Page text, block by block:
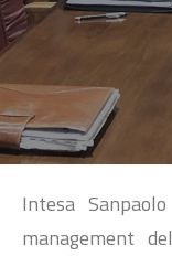
Intesa
management